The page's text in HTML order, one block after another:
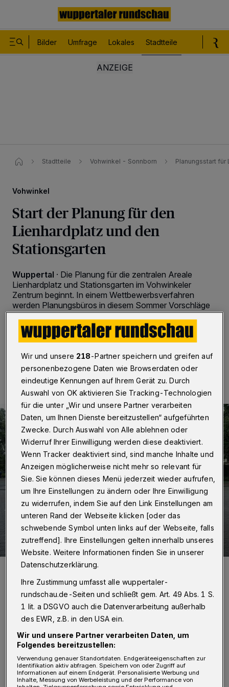
Bilder Umfrage Lokales Stadtteile
Stadtteile Vohwinkel - Sonnborn Planungsstart für
Vohwinkel
Start der Planung für den
Lienhardplatz und den
Stationsgarten
Wuppertal · Die Planung für die zentralen Areale
Lienhardplatz und Stationsgarten im Vohwinkeler
Zentrum beginnt. In einem Wettbewerbsverfahren
werden Planungsbüros in diesem Sommer Vorschläge
für eine Umgestaltung ausarbeiten.
20.05.2026 , 15:45 Uhr 2 Minuten Lesezeit
Der Lienhardplatz (Archivbild).
V om 20. Mai bis zum 10. Juni 2026 findet
eine Online-Beteiligung unter
talbeteiligung.desowie am 6. Juni ab 10 Uhr
Wir und unsere 218-Partner speichern und greifen auf
personenbezogene Daten wie Browserdaten oder
eindeutige Kennungen auf Ihrem Gerät zu. Durch
Auswahl von OK aktivieren Sie Tracking-Technologien
für die unter „Wir und unsere Partner verarbeiten
Daten, um Ihnen Dienste bereitzustellen“ aufgeführten
Zwecke. Durch Auswahl von Alle ablehnen oder
Widerruf Ihrer Einwilligung werden diese deaktiviert.
Wenn Tracker deaktiviert sind, sind manche Inhalte und
Anzeigen möglicherweise nicht mehr so relevant für
Sie. Sie können dieses Menü jederzeit wieder aufrufen,
um Ihre Einstellungen zu ändern oder Ihre Einwilligung
zu widerrufen, indem Sie auf den Link Einstellungen am
unteren Rand der Webseite klicken [oder das
schwebende Symbol unten links auf der Webseite, falls
zutreffend]. Ihre Einstellungen gelten innerhalb unseres
Website. Weitere Informationen finden Sie in unserer
Datenschutzerklärung.
Ihre Zustimmung umfasst alle wuppertaler-
rundschau.de-Seiten und schließt gem. Art. 49 Abs. 1 S.
1 lit. a DSGVO auch die Datenverarbeitung außerhalb
des EWR, z.B. in den USA ein.
Wir und unsere Partner verarbeiten Daten, um
Folgendes bereitzustellen:
Verwendung genauer Standortdaten. Endgeräteeigenschaften zur
Identifikation aktiv abfragen. Speichern von oder Zugriff auf
Informationen auf einem Endgerät. Personalisierte Werbung und
Inhalte, Messung von Werbeleistung und der Performance von